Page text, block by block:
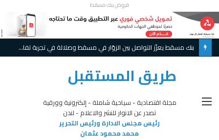
قروض بنك مسقط
بنك مسقط يعزّز التواصل بين الزوّار في مسقط وصلالة في تجربة تفاعلية مبتكرة ويواصل تقديم عروض حصريّة خلال موسم الخريف
طريق المستقبل
مجلة اقتصادية - سياحية شاملة - إلكترونية وورقية
تصدر عن الانوار للنشر والاعلام - لندن
رئيس مجلس الادارة ورئيس التحرير
محمد محمود عثمان
القائمة